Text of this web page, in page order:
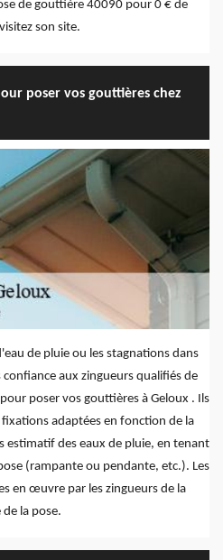
de gouttière 40090 pour 0 € de
son site.
poser vos gouttières chez
de pluie ou les stagnations dans
aux zingueurs qualifiés de
poser vos gouttières à Geloux . Ils
adaptées en fonction de la
estimatif des eaux de pluie, en tenant
(rampante ou pendante, etc.). Les
en œuvre par les zingueurs de la
la pose.